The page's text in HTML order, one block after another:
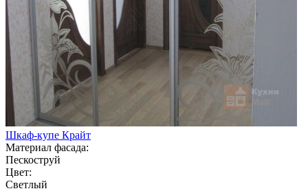
Шкаф-купе Крайт
Материал фасада:
Пескоструй
Цвет:
Светлый